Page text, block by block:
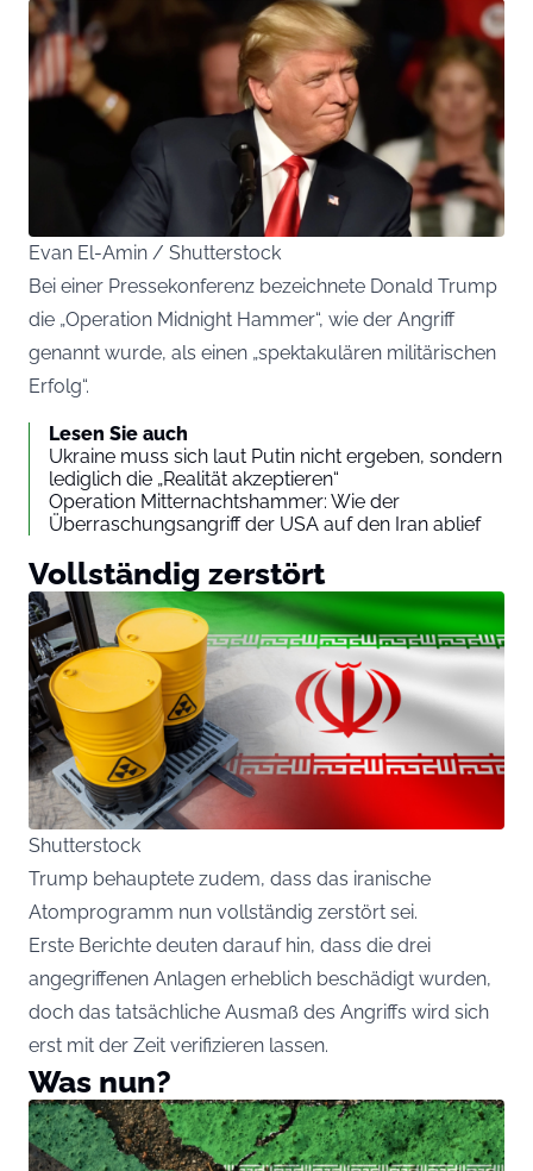
Evan El-Amin / Shutterstock
Bei einer Pressekonferenz bezeichnete Donald Trump
die „Operation Midnight Hammer“, wie der Angriff
genannt wurde, als einen „spektakulären militärischen
Erfolg“.
Lesen Sie auch
Ukraine muss sich laut Putin nicht ergeben, sondern
lediglich die „Realität akzeptieren“
Operation Mitternachtshammer: Wie der
Überraschungsangriff der USA auf den Iran ablief
Vollständig zerstört
Shutterstock
Trump behauptete zudem, dass das iranische
Atomprogramm nun vollständig zerstört sei.
Erste Berichte deuten darauf hin, dass die drei
angegriffenen Anlagen erheblich beschädigt wurden,
doch das tatsächliche Ausmaß des Angriffs wird sich
erst mit der Zeit verifizieren lassen.
Was nun?